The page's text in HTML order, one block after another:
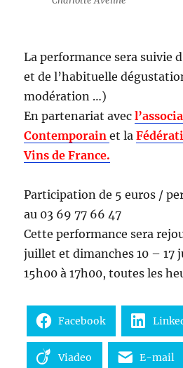
La performance sera suivie
et de l’habituelle
modération …)
En partenariat avec
Contemporainet la
Vins de France.
Participation de 5 euros /
au 03 69 77 66 47
Cette performance sera
juillet et dimanches 10 – 17
15h00 à 17h00, toutes les
Facebook
Viadeo E-mail